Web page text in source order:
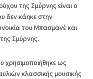
της Σμύρνης είναι ο
δεν κάηκε στην
του Μπασμανέ και
Σμύρνης.
χρησιμοποιήθηκε ως
κλασσικής μουσικής